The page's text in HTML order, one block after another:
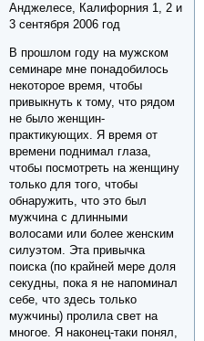
Анджелесе, Калифорния 1, 2 и
3 сентября 2006 год
В прошлом году на мужском
семинаре мне понадобилось
некоторое время, чтобы
привыкнуть к тому, что рядом
не было женщин-
практикующих. Я время от
времени поднимал глаза,
чтобы посмотреть на женщину
только для того, чтобы
обнаружить, что это был
мужчина с длинными
волосами или более женским
силуэтом. Эта привычка
поиска (по крайней мере доля
секудны, пока я не напоминал
себе, что здесь только
мужчины) пролила свет на
многое. Я наконец-таки понял,